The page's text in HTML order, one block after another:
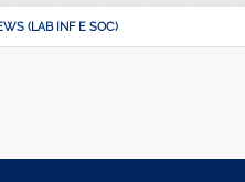
(LAB INF E SOC)